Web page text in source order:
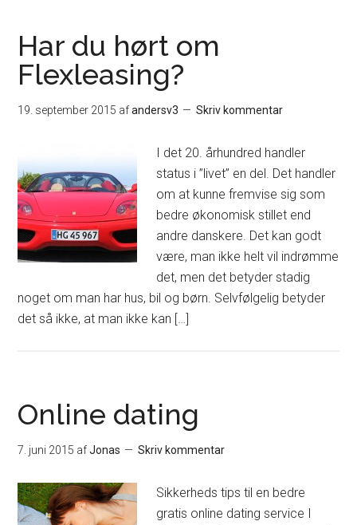
Har du hørt om
Flexleasing?
19. september 2015 afandersv3 Skriv kommentar
I det 20. århundred handler
status i ”livet” en del. Det handler
om at kunne fremvise sig som
bedre økonomisk stillet end
andre danskere. Det kan godt
være, man ikke helt vil indrømme
det, men det betyder stadig
noget om man har hus, bil og børn. Selvfølgelig betyder
det så ikke, at man ikke kan […]
Online dating
7. juni 2015 afJonas Skriv kommentar
Sikkerheds tips til en bedre
gratis online dating service I